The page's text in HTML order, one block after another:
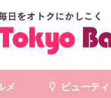
メ ビューティ